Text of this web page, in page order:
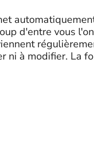
d'entre vous
ni à modifier. La